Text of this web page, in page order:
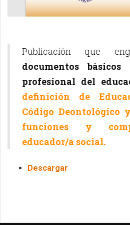
Publicación que
documentos
profesional del
definición de
Código Deontológico
funciones y
educador/a social.
Descargar